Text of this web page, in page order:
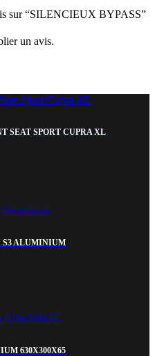
sur “SILENCIEUX BYPASS”
un avis.
SEAT SPORT CUPRA XL
S3 ALUMINIUM
630X300X65